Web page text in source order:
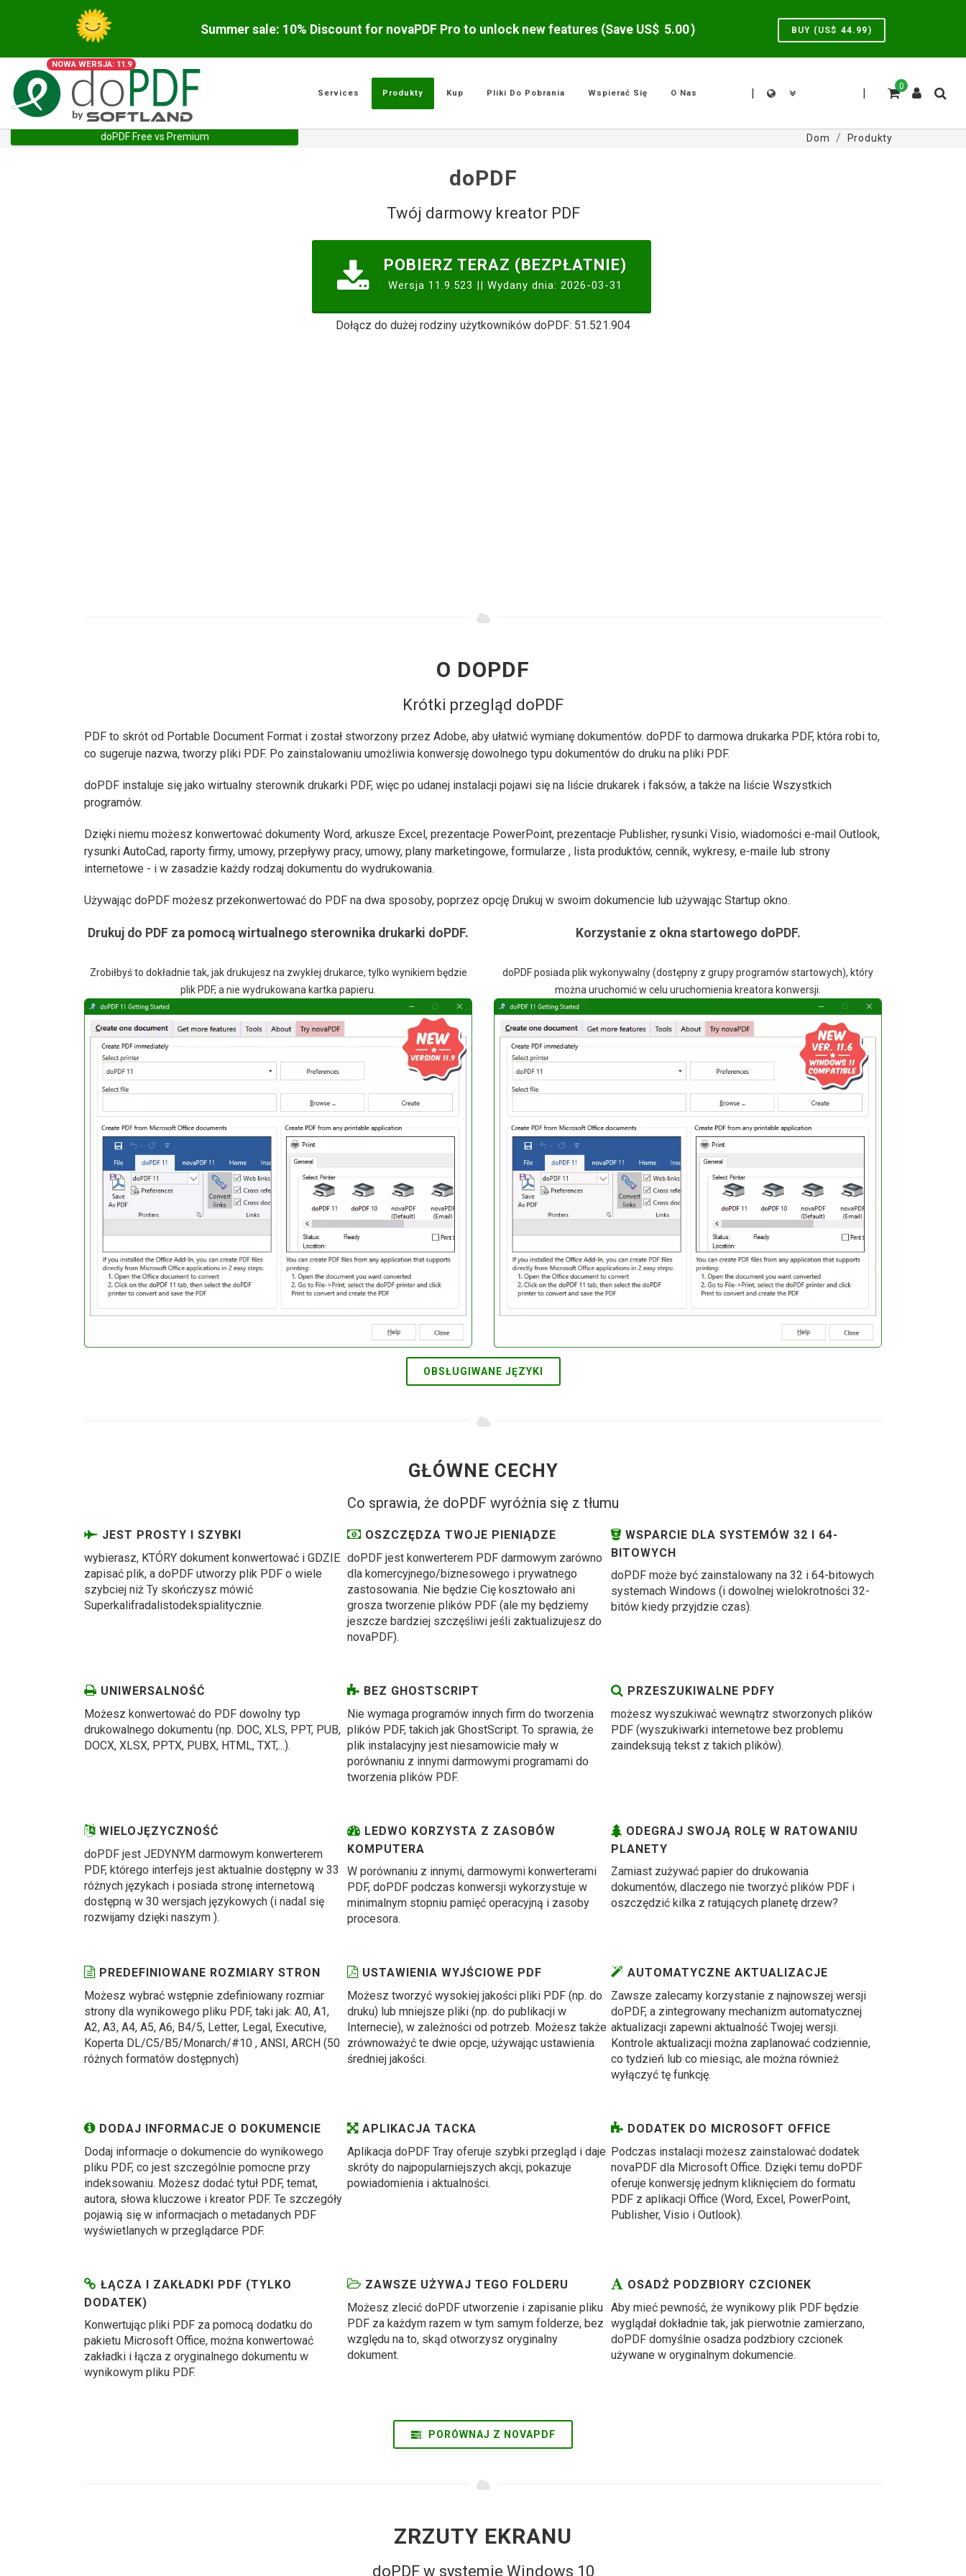
Summer sale: 10% Discount for novaPDF Pro to unlock new features (Save US$ 5.00) BUY (US$ 44.99)
NOWA WERSJA: 11.9
0
|
|
Services Produkty Kup Pliki Do Pobrania Wspierać Się O Nas
doPDF Free vs Premium Dom Produkty
doPDF
Twój darmowy kreator PDF
POBIERZ TERAZ (BEZPŁATNIE)
Wersja 11.9.523 || Wydany dnia: 2026-03-31
Dołącz do dużej rodziny użytkowników doPDF: 51.521.904
O DOPDF
Krótki przegląd doPDF
PDF to skrót od Portable Document Format i został stworzony przez Adobe, aby ułatwić wymianę dokumentów. doPDF to darmowa drukarka PDF, która robi to,
co sugeruje nazwa, tworzy pliki PDF. Po zainstalowaniu umożliwia konwersję dowolnego typu dokumentów do druku na pliki PDF.
doPDF instaluje się jako wirtualny sterownik drukarki PDF, więc po udanej instalacji pojawi się na liście drukarek i faksów, a także na liście Wszystkich
programów.
Dzięki niemu możesz konwertować dokumenty Word, arkusze Excel, prezentacje PowerPoint, prezentacje Publisher, rysunki Visio, wiadomości e-mail Outlook,
rysunki AutoCad, raporty firmy, umowy, przepływy pracy, umowy, plany marketingowe, formularze , lista produktów, cennik, wykresy, e-maile lub strony
internetowe - i w zasadzie każdy rodzaj dokumentu do wydrukowania.
Używając doPDF możesz przekonwertować do PDF na dwa sposoby, poprzez opcję Drukuj w swoim dokumencie lub używając Startup okno.
Drukuj do PDF za pomocą wirtualnego sterownika drukarki doPDF.
Zrobiłbyś to dokładnie tak, jak drukujesz na zwykłej drukarce, tylko wynikiem będzie
plik PDF, a nie wydrukowana kartka papieru.
Korzystanie z okna startowego doPDF.
doPDF posiada plik wykonywalny (dostępny z grupy programów startowych), który
można uruchomić w celu uruchomienia kreatora konwersji.
OBSŁUGIWANE JĘZYKI
GŁÓWNE CECHY
Co sprawia, że doPDF wyróżnia się z tłumu
JEST PROSTY I SZYBKI
wybierasz, KTÓRY dokument konwertować i GDZIE
zapisać plik, a doPDF utworzy plik PDF o wiele
szybciej niż Ty skończysz mówić
Superkalifradalistodekspialitycznie.
OSZCZĘDZA TWOJE PIENIĄDZE
doPDF jest konwerterem PDF darmowym zarówno
dla komercyjnego/biznesowego i prywatnego
zastosowania. Nie będzie Cię kosztowało ani
grosza tworzenie plików PDF (ale my będziemy
jeszcze bardziej szczęśliwi jeśli zaktualizujesz do
novaPDF).
WSPARCIE DLA SYSTEMÓW 32 I 64-
BITOWYCH
doPDF może być zainstalowany na 32 i 64-bitowych
systemach Windows (i dowolnej wielokrotności 32-
bitów kiedy przyjdzie czas).
UNIWERSALNOŚĆ
Możesz konwertować do PDF dowolny typ
drukowalnego dokumentu (np. DOC, XLS, PPT, PUB,
DOCX, XLSX, PPTX, PUBX, HTML, TXT,...).
BEZ GHOSTSCRIPT
Nie wymaga programów innych firm do tworzenia
plików PDF, takich jak GhostScript. To sprawia, że
plik instalacyjny jest niesamowicie mały w
porównaniu z innymi darmowymi programami do
tworzenia plików PDF.
PRZESZUKIWALNE PDFY
możesz wyszukiwać wewnątrz stworzonych plików
PDF (wyszukiwarki internetowe bez problemu
zaindeksują tekst z takich plików).
WIELOJĘZYCZNOŚĆ
doPDF jest JEDYNYM darmowym konwerterem
PDF, którego interfejs jest aktualnie dostępny w 33
różnych językach i posiada stronę internetową
dostępną w 30 wersjach językowych (i nadal się
rozwijamy dzięki naszym ).
LEDWO KORZYSTA Z ZASOBÓW
KOMPUTERA
W porównaniu z innymi, darmowymi konwerterami
PDF, doPDF podczas konwersji wykorzystuje w
minimalnym stopniu pamięć operacyjną i zasoby
procesora.
ODEGRAJ SWOJĄ ROLĘ W RATOWANIU
PLANETY
Zamiast zużywać papier do drukowania
dokumentów, dlaczego nie tworzyć plików PDF i
oszczędzić kilka z ratujących planetę drzew?
PREDEFINIOWANE ROZMIARY STRON
Możesz wybrać wstępnie zdefiniowany rozmiar
strony dla wynikowego pliku PDF, taki jak: A0, A1,
A2, A3, A4, A5, A6, B4/5, Letter, Legal, Executive,
Koperta DL/C5/B5/Monarch/#10 , ANSI, ARCH (50
różnych formatów dostępnych)
USTAWIENIA WYJŚCIOWE PDF
Możesz tworzyć wysokiej jakości pliki PDF (np. do
druku) lub mniejsze pliki (np. do publikacji w
Internecie), w zależności od potrzeb. Możesz także
zrównoważyć te dwie opcje, używając ustawienia
średniej jakości.
AUTOMATYCZNE AKTUALIZACJE
Zawsze zalecamy korzystanie z najnowszej wersji
doPDF, a zintegrowany mechanizm automatycznej
aktualizacji zapewni aktualność Twojej wersji.
Kontrole aktualizacji można zaplanować codziennie,
co tydzień lub co miesiąc, ale można również
wyłączyć tę funkcję.
DODAJ INFORMACJE O DOKUMENCIE
Dodaj informacje o dokumencie do wynikowego
pliku PDF, co jest szczególnie pomocne przy
indeksowaniu. Możesz dodać tytuł PDF, temat,
autora, słowa kluczowe i kreator PDF. Te szczegóły
pojawią się w informacjach o metadanych PDF
wyświetlanych w przeglądarce PDF.
APLIKACJA TACKA
Aplikacja doPDF Tray oferuje szybki przegląd i daje
skróty do najpopularniejszych akcji, pokazuje
powiadomienia i aktualności.
DODATEK DO MICROSOFT OFFICE
Podczas instalacji możesz zainstalować dodatek
novaPDF dla Microsoft Office. Dzięki temu doPDF
oferuje konwersję jednym kliknięciem do formatu
PDF z aplikacji Office (Word, Excel, PowerPoint,
Publisher, Visio i Outlook).
ŁĄCZA I ZAKŁADKI PDF (TYLKO
DODATEK)
Konwertując pliki PDF za pomocą dodatku do
pakietu Microsoft Office, można konwertować
zakładki i łącza z oryginalnego dokumentu w
wynikowym pliku PDF.
ZAWSZE UŻYWAJ TEGO FOLDERU
Możesz zlecić doPDF utworzenie i zapisanie pliku
PDF za każdym razem w tym samym folderze, bez
względu na to, skąd otworzysz oryginalny
dokument.
OSADŹ PODZBIORY CZCIONEK
Aby mieć pewność, że wynikowy plik PDF będzie
wyglądał dokładnie tak, jak pierwotnie zamierzano,
doPDF domyślnie osadza podzbiory czcionek
używane w oryginalnym dokumencie.
PORÓWNAJ Z NOVAPDF
ZRZUTY EKRANU
doPDF w systemie Windows 10